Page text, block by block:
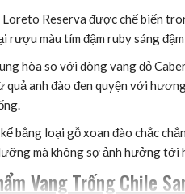
Loreto Reserva được chế biến
rượu màu tím đậm ruby sáng đậm
hòa so với dòng vang đỏ
anh đào đen quyện với
bằng loại gỗ xoan đào chắc
mà không sợ ảnh hưởng
Vang Trống Chile